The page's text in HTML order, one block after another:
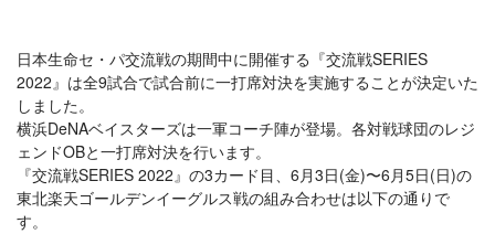
日本生命セ・パ交流戦の期間中に開催する『交流戦SERIES
2022』は全9試合で試合前に一打席対決を実施することが決定いた
しました。
横浜DeNAベイスターズは一軍コーチ陣が登場。各対戦球団のレジ
ェンドOBと一打席対決を行います。
『交流戦SERIES 2022』の3カード目、6月3日(金)〜6月5日(日)の
東北楽天ゴールデンイーグルス戦の組み合わせは以下の通りで
す。